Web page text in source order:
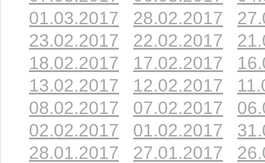
01.03.2017
28.02.2017
23.02.2017
22.02.2017
18.02.2017
17.02.2017
13.02.2017
12.02.2017
08.02.2017
07.02.2017
02.02.2017
01.02.2017
28.01.2017
27.01.2017